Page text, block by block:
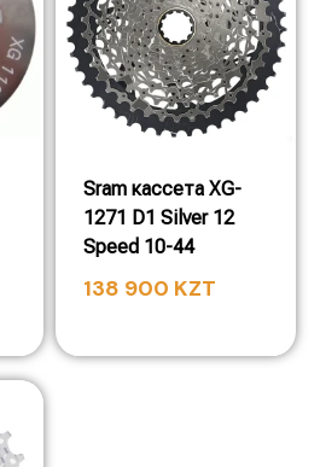
Sram кассета XG-
1271 D1 Silver 12
Speed 10-44
138 900 KZT